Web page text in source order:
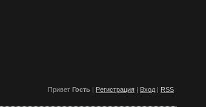
Привет Гость | Регистрация | Вход | RSS